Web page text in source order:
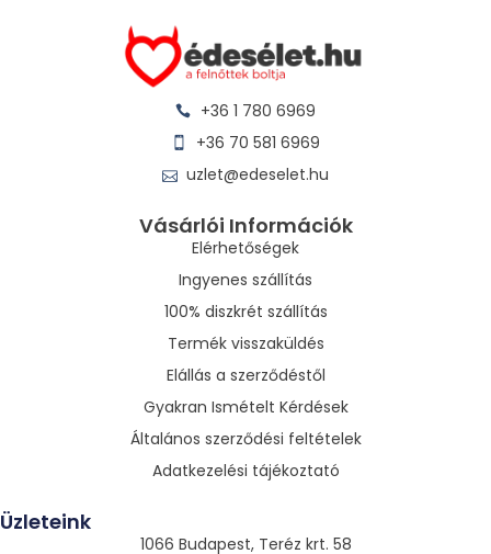
+36 1 780 6969
+36 70 581 6969
uzlet@edeselet.hu
Vásárlói Információk
Elérhetőségek
Ingyenes szállítás
100% diszkrét szállítás
Termék visszaküldés
Elállás a szerződéstől
Gyakran Ismételt Kérdések
Általános szerződési feltételek
Adatkezelési tájékoztató
Üzleteink
1066 Budapest, Teréz krt. 58